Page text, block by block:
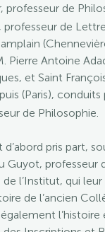
professeur de
de
Pierre Antoine
et Saint
(Paris), conduits
de Philosophie.
d’abord pris part,
Guyot, professeur
de l’Institut, qui
de l’ancien
l’histoire